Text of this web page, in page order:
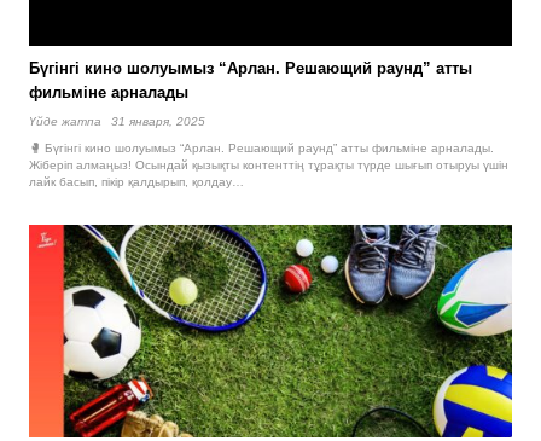
Бүгінгі кино шолуымыз “Арлан. Решающий раунд” атты
фильміне арналады
Үйде жатпа
31 января, 2025
🥊 Бүгінгі кино шолуымыз “Арлан. Решающий раунд” атты фильміне арналады.
Жіберіп алмаңыз! Осындай қызықты контенттің тұрақты түрде шығып отыруы үшін
лайк басып, пікір қалдырып, қолдау…